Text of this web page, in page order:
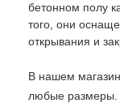
бетонном полу
того, они
открывания и
В нашем
любые размеры.